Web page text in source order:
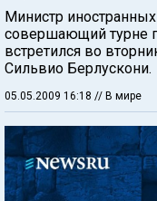
Министр
совершающий турне
встретился во
Сильвио Берлускони.
05.05.2009 16:18 // В мире